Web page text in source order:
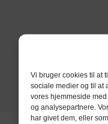
Vi bruger cookies til at
sociale medier og til at
vores hjemmeside
og analysepartnere.
har givet dem, eller